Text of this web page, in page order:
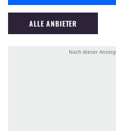
schwule Hunde
in jeder Folge
Humor mag,
ALLE ANBIETER